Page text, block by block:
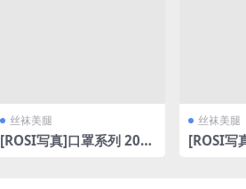
丝袜美腿
[ROSI写真]口罩系列 202
丝袜美腿
[ROSI写